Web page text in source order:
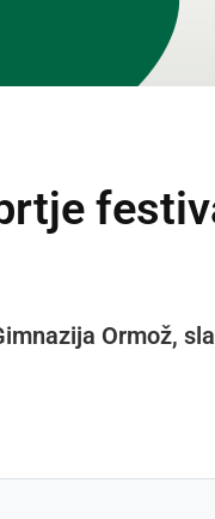
Ormož,